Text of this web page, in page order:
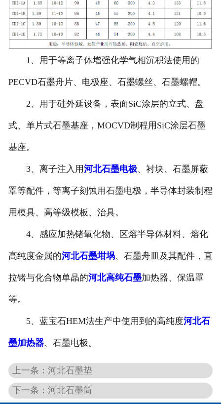
1、用于等离子体增强化学气相沉积法使用的
PECVD石墨舟片、电极座、石墨螺丝、石墨螺帽。
2、用于硅外延设备，表面SiC涂层的立式、盘
式、单片式石墨基座，MOCVD制程用SiC涂层石墨
基座。
3、离子注入用河北石墨电极、衬块、石墨屏蔽
罩等配件，等离子刻蚀用石墨电极，半导体封装制程
用模具、高等级模板、治具。
4、感应加热锗氧化物、区熔半导体材料、熔化
高纯度金属的河北石墨坩埚、石墨舟皿及其配件，直
拉锗与化合物单晶的河北高纯石墨加热器、保温罩
等。
5、蓝宝石HEM法生产中使用到的高纯度河北石
墨加热器、石墨电极。
上一条：河北石墨垫
下一条：河北石墨筒